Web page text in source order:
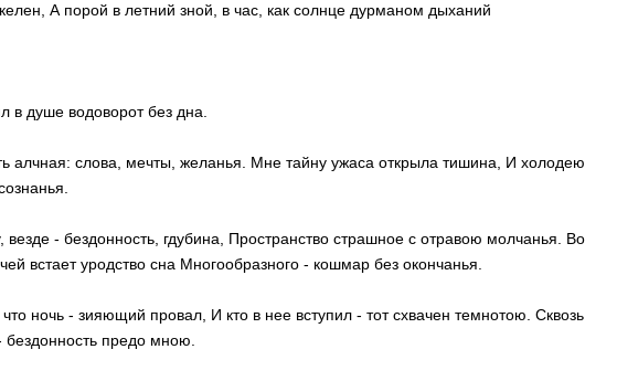
А порой в летний зной, в час, как солнце дурманом дыханий
в душе водоворот без дна.
алчная: слова, мечты, желанья. Мне тайну ужаса открыла тишина, И холодею
везде - бездонность, гдубина, Пространство страшное с отравою молчанья. Во
встает уродство сна Многообразного - кошмар без окончанья.
ночь - зияющий провал, И кто в нее вступил - тот схвачен темнотою. Сквозь
бездонность предо мною.